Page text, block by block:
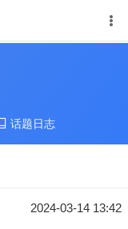
话题日志
2024-03-14 13:42